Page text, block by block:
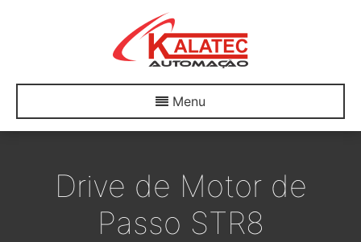
Menu
Drive de Motor de
Passo STR8